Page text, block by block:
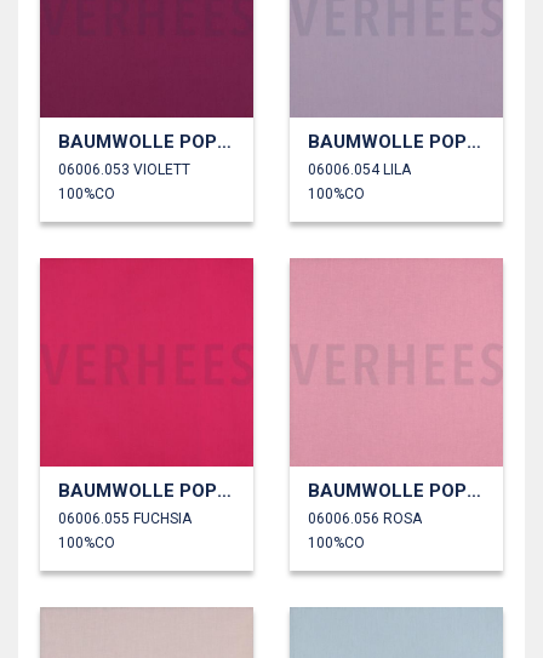
BAUMWOLLE POPELINE
06006.053 VIOLETT
100%CO
BAUMWOLLE POPELINE
06006.054 LILA
100%CO
BAUMWOLLE POPELINE
06006.055 FUCHSIA
100%CO
BAUMWOLLE POPELINE
06006.056 ROSA
100%CO